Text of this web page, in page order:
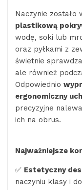
Naczynie zostało
plastikową
wodę, soki lub
oraz pyłkami z
świetnie
ale również
Odpowiednio
ergonomiczny
precyzyjne
ich na obrus.
Najważniejsze
✅ Estetyczny
naczyniu klasy i